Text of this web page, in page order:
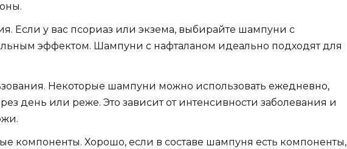
Если у вас псориаз или экзема, выбирайте шампуни с
эффектом. Шампуни с нафталаном идеально подходят для
Некоторые шампуни можно использовать ежедневно,
день или реже. Это зависит от интенсивности заболевания и
компоненты. Хорошо, если в составе шампуня есть компоненты,